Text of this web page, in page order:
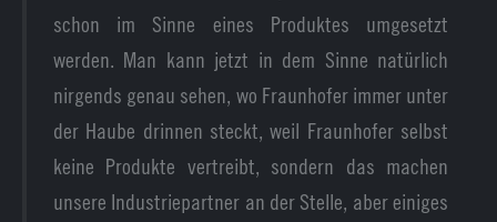
schon im Sinne eines Produktes umgesetzt
werden. Man kann jetzt in dem Sinne natürlich
nirgends genau sehen, wo Fraunhofer immer unter
der Haube drinnen steckt, weil Fraunhofer selbst
keine Produkte vertreibt, sondern das machen
unsere Industriepartner an der Stelle, aber einiges